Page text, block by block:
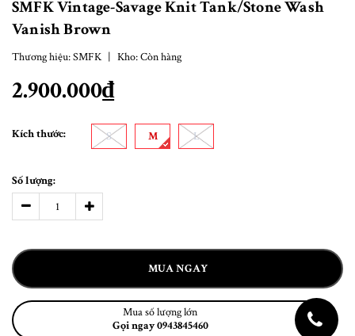
SMFK Vintage-Savage Knit Tank/Stone Wash
Vanish Brown
Thương hiệu:SMFK Kho:Còn hàng
2.900.000₫
Kích thước: S M L
Số lượng:
MUA NGAY
Mua số lượng lớn
Gọi ngay 0943845460